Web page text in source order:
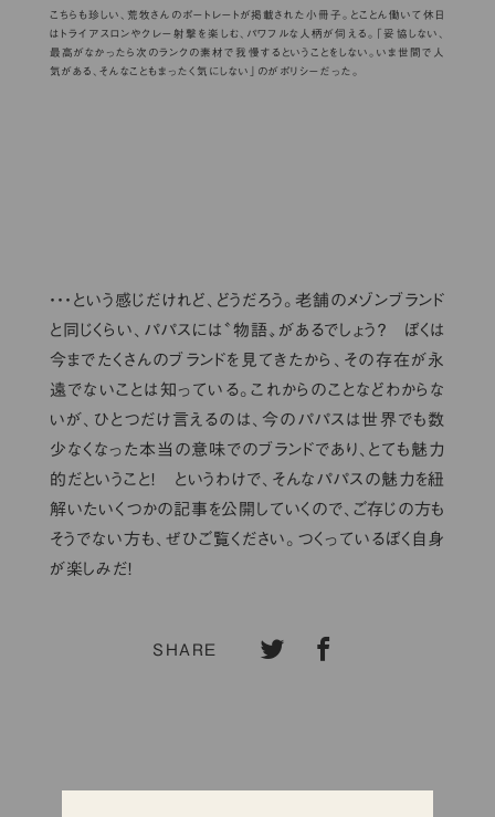
こちらも珍しい、荒牧さんのポートレートが掲載された小冊子。とことん働いて休日
はトライアスロンやクレー射撃を楽しむ、パワフルな人柄が伺える。「妥協しない、
最高がなかったら次のランクの素材で我慢するということをしない。いま世間で人
気がある、そんなこともまったく気にしない」のがポリシーだった。
・・・という感じだけれど、どうだろう。老舗のメゾンブランド
と同じくらい、パパスには〝物語〟があるでしょう？ ぼくは
今までたくさんのブランドを見てきたから、その存在が永
遠でないことは知っている。これからのことなどわからな
いが、ひとつだけ言えるのは、今のパパスは世界でも数
少なくなった本当の意味でのブランドであり、とても魅力
的だということ！ というわけで、そんなパパスの魅力を紐
解いたいくつかの記事を公開していくので、ご存じの方も
そうでない方も、ぜひご覧ください。つくっているぼく自身
が楽しみだ！
SHARE